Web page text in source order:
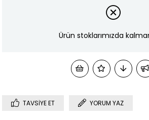
Ürün stoklarımızda
TAVSIYE ET YORUM YAZ